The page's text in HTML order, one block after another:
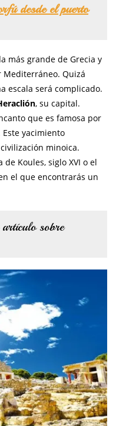
desde el puerto
más grande de Grecia y
Quizá
escala será complicado.
, su capital.
que es famosa por
Este yacimiento
minoica.
Koules, siglo XVI o el
el que encontrarás un
sobre